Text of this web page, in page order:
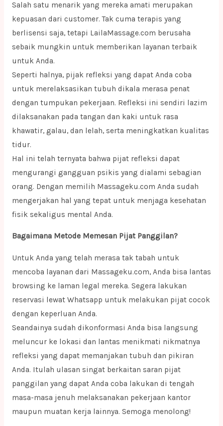
Salah satu menarik yang mereka amati merupakan
kepuasan dari customer. Tak cuma terapis yang
berlisensi saja, tetapi LailaMassage.com berusaha
sebaik mungkin untuk memberikan layanan terbaik
untuk Anda.
Seperti halnya, pijak refleksi yang dapat Anda coba
untuk merelaksasikan tubuh dikala merasa penat
dengan tumpukan pekerjaan. Refleksi ini sendiri lazim
dilaksanakan pada tangan dan kaki untuk rasa
khawatir, galau, dan lelah, serta meningkatkan kualitas
tidur.
Hal ini telah ternyata bahwa pijat refleksi dapat
mengurangi gangguan psikis yang dialami sebagian
orang. Dengan memilih Massageku.com Anda sudah
mengerjakan hal yang tepat untuk menjaga kesehatan
fisik sekaligus mental Anda.
Bagaimana Metode Memesan Pijat Panggilan?
Untuk Anda yang telah merasa tak tabah untuk
mencoba layanan dari Massageku.com, Anda bisa lantas
browsing ke laman legal mereka. Segera lakukan
reservasi lewat Whatsapp untuk melakukan pijat cocok
dengan keperluan Anda.
Seandainya sudah dikonformasi Anda bisa langsung
meluncur ke lokasi dan lantas menikmati nikmatnya
refleksi yang dapat memanjakan tubuh dan pikiran
Anda. Itulah ulasan singat berkaitan saran pijat
panggilan yang dapat Anda coba lakukan di tengah
masa-masa jenuh melaksanakan pekerjaan kantor
maupun muatan kerja lainnya. Semoga menolong!